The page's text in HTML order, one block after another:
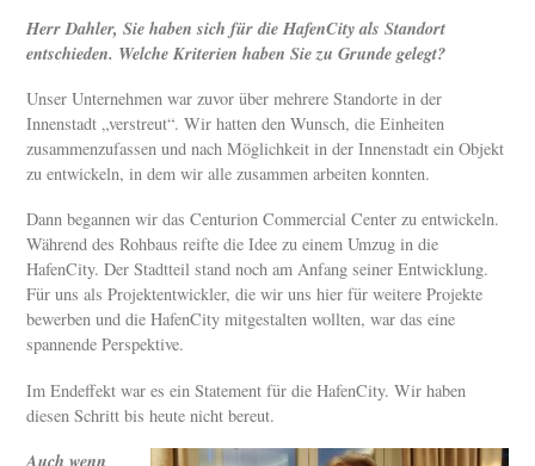
Herr Dahler, Sie haben sich für die HafenCity als Standort
entschieden. Welche Kriterien haben Sie zu Grunde gelegt?
Unser Unternehmen war zuvor über mehrere Standorte in der
Innenstadt „verstreut“. Wir hatten den Wunsch, die Einheiten
zusammenzufassen und nach Möglichkeit in der Innenstadt ein Objekt
zu entwickeln, in dem wir alle zusammen arbeiten konnten.
Dann begannen wir das Centurion Commercial Center zu entwickeln.
Während des Rohbaus reifte die Idee zu einem Umzug in die
HafenCity. Der Stadtteil stand noch am Anfang seiner Entwicklung.
Für uns als Projektentwickler, die wir uns hier für weitere Projekte
bewerben und die HafenCity mitgestalten wollten, war das eine
spannende Perspektive.
Im Endeffekt war es ein Statement für die HafenCity. Wir haben
diesen Schritt bis heute nicht bereut.
Auch wenn